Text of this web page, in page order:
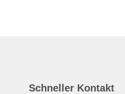
Schneller Kontakt